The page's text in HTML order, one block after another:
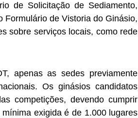
de Solicitação de Sediamento,
Formulário de Vistoria do Ginásio,
sobre serviços locais, como rede
apenas as sedes previamente
Os ginásios candidatos
competições, devendo cumprir
exigida é de 1.000 lugares